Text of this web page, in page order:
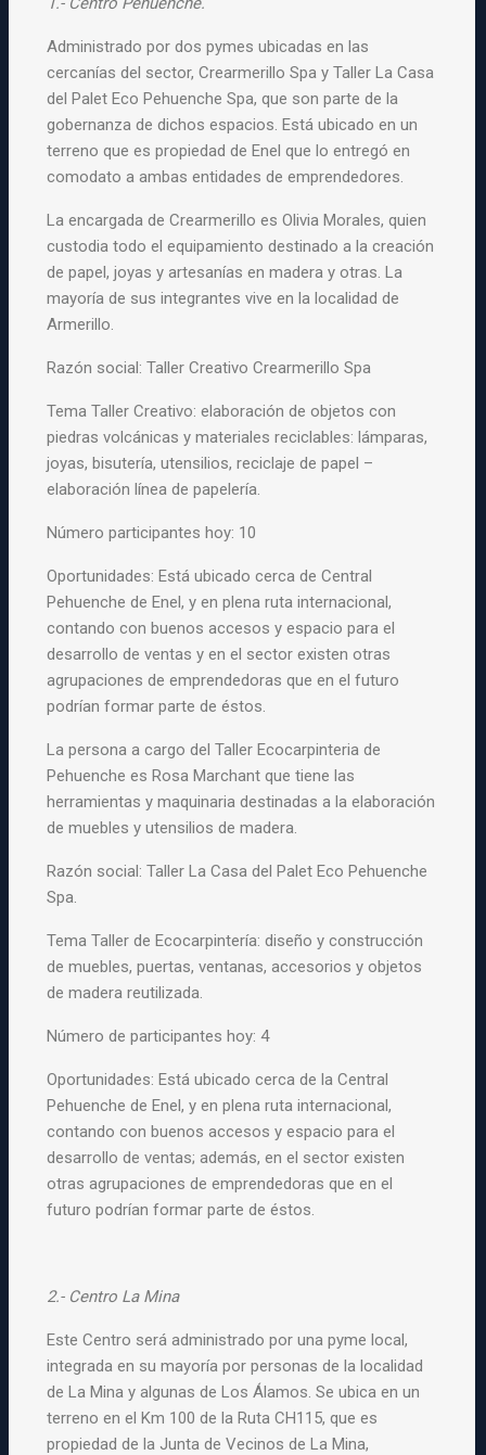
Administrado por dos pymes ubicadas en las
cercanías del sector, Crearmerillo Spa y Taller La Casa
del Palet Eco Pehuenche Spa, que son parte de la
gobernanza de dichos espacios. Está ubicado en un
terreno que es propiedad de Enel que lo entregó en
comodato a ambas entidades de emprendedores.
La encargada de Crearmerillo es Olivia Morales, quien
custodia todo el equipamiento destinado a la creación
de papel, joyas y artesanías en madera y otras. La
mayoría de sus integrantes vive en la localidad de
Armerillo.
Razón social: Taller Creativo Crearmerillo Spa
Tema Taller Creativo: elaboración de objetos con
piedras volcánicas y materiales reciclables: lámparas,
joyas, bisutería, utensilios, reciclaje de papel –
elaboración línea de papelería.
Número participantes hoy: 10
Oportunidades: Está ubicado cerca de Central
Pehuenche de Enel, y en plena ruta internacional,
contando con buenos accesos y espacio para el
desarrollo de ventas y en el sector existen otras
agrupaciones de emprendedoras que en el futuro
podrían formar parte de éstos.
La persona a cargo del Taller Ecocarpinteria de
Pehuenche es Rosa Marchant que tiene las
herramientas y maquinaria destinadas a la elaboración
de muebles y utensilios de madera.
Razón social: Taller La Casa del Palet Eco Pehuenche
Spa.
Tema Taller de Ecocarpintería: diseño y construcción
de muebles, puertas, ventanas, accesorios y objetos
de madera reutilizada.
Número de participantes hoy: 4
Oportunidades: Está ubicado cerca de la Central
Pehuenche de Enel, y en plena ruta internacional,
contando con buenos accesos y espacio para el
desarrollo de ventas; además, en el sector existen
otras agrupaciones de emprendedoras que en el
futuro podrían formar parte de éstos.
2.- Centro La Mina
Este Centro será administrado por una pyme local,
integrada en su mayoría por personas de la localidad
de La Mina y algunas de Los Álamos. Se ubica en un
terreno en el Km 100 de la Ruta CH115, que es
propiedad de la Junta de Vecinos de La Mina,